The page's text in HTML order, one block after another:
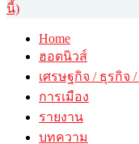
นี้)
Home
ฮอตนิวส์
เศรษฐกิจ / ธุรกิจ
การเมือง
รายงาน
บทความ